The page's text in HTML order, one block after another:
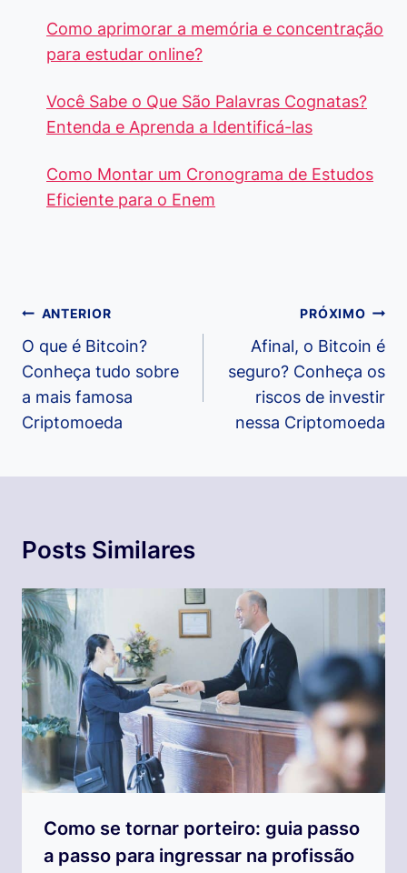
Como aprimorar a memória e concentração
para estudar online?
Você Sabe o Que São Palavras Cognatas?
Entenda e Aprenda a Identificá-las
Como Montar um Cronograma de Estudos
Eficiente para o Enem
Navegação
de
Post
ANTERIOR
O que é Bitcoin?
Conheça tudo sobre
a mais famosa
Criptomoeda
PRÓXIMO
Afinal, o Bitcoin é
seguro? Conheça os
riscos de investir
nessa Criptomoeda
Posts Similares
Como se tornar porteiro: guia passo
a passo para ingressar na profissão